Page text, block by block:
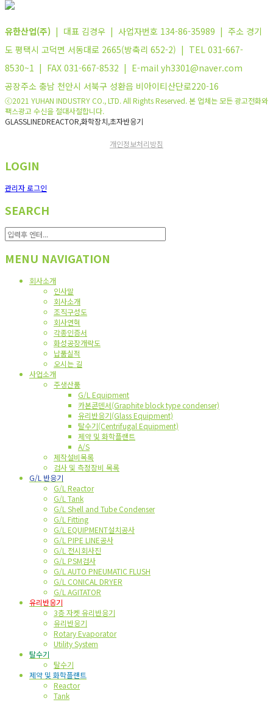
유한산업(주) | 대표 김경우 | 사업자번호 134-86-35989 | 주소 경기
도 평택시 고덕면 서동대로 2665(방축리 652-2) | TEL 031-667-
8530~1 | FAX 031-667-8532 | E-mail yh3301@naver.com
공장주소 충남 천안시 서북구 성환읍 비아이티산단로220-16
ⓒ2021 YUHAN INDUSTRY CO., LTD. All Rights Reserved. 본 업체는 모든 광고전화와
팩스광고 수신을 절대사절합니다.
GLASSLINEDREACTOR,화학장치,초자반응기
개인정보처리방침
LOGIN
관리자 로그인
SEARCH
MENU NAVIGATION
회사소개
인사말
회사소개
조직구성도
회사연혁
각종인증서
화성공장개략도
납품실적
오시는 길
사업소개
주생산품
G/L Equipment
카본콘덴서(Graphite block type condenser)
유리반응기(Glass Equipment)
탈수기(Centrifugal Equipment)
제약 및 화학플랜트
A/S
제작설비목록
검사 및 측정장비 목록
G/L 반응기
G/L Reactor
G/L Tank
G/L Shell and Tube Condenser
G/L Fitting
G/L EQUIPMENT설치공사
G/L PIPE LINE공사
G/L 전시회사진
G/L PSM검사
G/L AUTO PNEUMATIC FLUSH
G/L CONICAL DRYER
G/L AGITATOR
유리반응기
3층 자켓 유리반응기
유리반응기
Rotary Evaporator
Utility System
탈수기
탈수기
제약 및 화학플랜트
Reactor
Tank